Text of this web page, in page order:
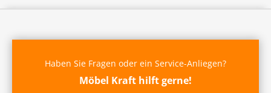
Haben Sie Fragen oder ein Service-Anliegen?
Möbel Kraft hilft gerne!